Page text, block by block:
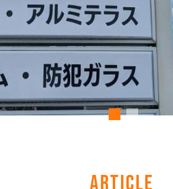
ARTICLE